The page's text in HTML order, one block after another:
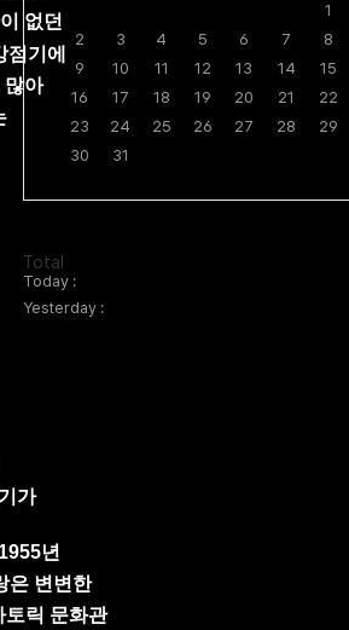
없던
기에
많아
가
1955년
은 변변한
토릭 문화관
1
2
3 4 5 6 7
8
9
10 11 12 13 14
15
16
17 18 19 20 21
22
23
24 25 26 27 28
29
30
31
방
문
자
수
Total
Today :
Yesterday :